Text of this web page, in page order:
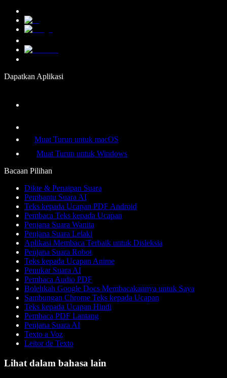
Dapatkan Aplikasi
Muat Turun untuk macOS
Muat Turun untuk Windows
Bacaan Pilihan
Dikte & Penaipan Suara
Pembantu Suara AI
Teks kepada Ucapan PDF Android
Pembaca Teks kepada Ucapan
Penjana Suara Wanita
Penjana Suara Lelaki
Aplikasi Membaca Terbaik untuk Disleksia
Penjana Suara Robot
Teks kepada Ucapan Anime
Penukar Suara AI
Pembaca Audio PDF
Bolehkah Google Docs Membacakannya untuk Saya
Sambungan Chrome Teks kepada Ucapan
Teks kepada Ucapan Hindi
Pembaca PDF Lantang
Penjana Suara AI
Texto a Voz
Leitor de Texto
Lihat dalam bahasa lain